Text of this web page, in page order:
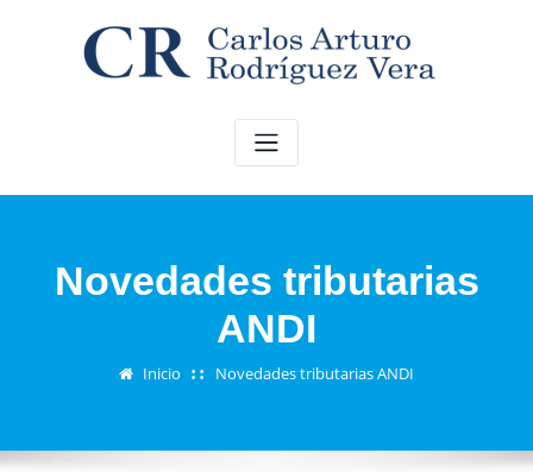
Novedades tributarias
ANDI
Inicio Novedades tributarias ANDI